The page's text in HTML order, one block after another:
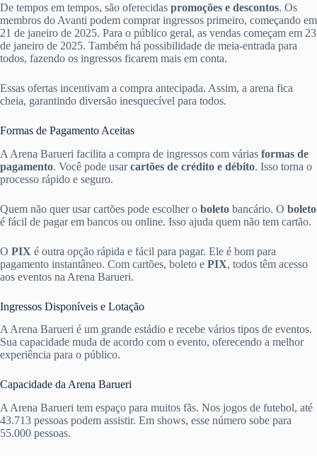
De tempos em tempos, são oferecidas promoções e descontos. Os
membros do Avanti podem comprar ingressos primeiro, começando em
21 de janeiro de 2025. Para o público geral, as vendas começam em 23
de janeiro de 2025. Também há possibilidade de meia-entrada para
todos, fazendo os ingressos ficarem mais em conta.
Essas ofertas incentivam a compra antecipada. Assim, a arena fica
cheia, garantindo diversão inesquecível para todos.
Formas de Pagamento Aceitas
A Arena Barueri facilita a compra de ingressos com várias formas de
pagamento. Você pode usarcartões de crédito e débito. Isso torna o
processo rápido e seguro.
Quem não quer usar cartões pode escolher o boleto bancário. O boleto
é fácil de pagar em bancos ou online. Isso ajuda quem não tem cartão.
O PIX é outra opção rápida e fácil para pagar. Ele é bom para
pagamento instantâneo. Com cartões, boleto e PIX, todos têm acesso
aos eventos na Arena Barueri.
Ingressos Disponíveis e Lotação
A Arena Barueri é um grande estádio e recebe vários tipos de eventos.
Sua capacidade muda de acordo com o evento, oferecendo a melhor
experiência para o público.
Capacidade da Arena Barueri
A Arena Barueri tem espaço para muitos fãs. Nos jogos de futebol, até
43.713 pessoas podem assistir. Em shows, esse número sobe para
55.000 pessoas.